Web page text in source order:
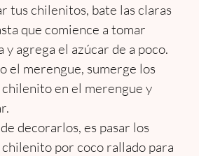
tus chilenitos, bate las claras
que comience a tomar
y agrega el azúcar de a poco.
el merengue, sumerge los
en el merengue y
decorarlos, es pasar los
por coco rallado para